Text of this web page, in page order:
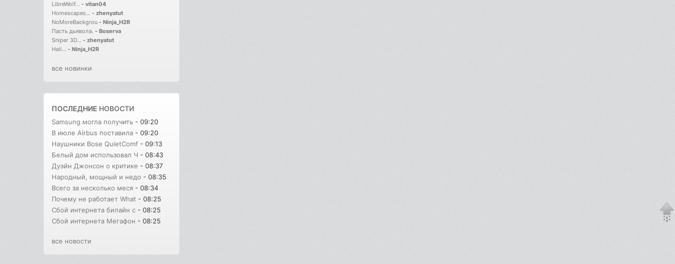
LibreWolf... - vitan04
Homescapes... - zhenyatut
NoMoreBackgrou - Ninja_H2R
Пасть дьявола. - Boserva
Sniper 3D... - zhenyatut
Hail... - Ninja_H2R
все новинки
ПОСЛЕДНИЕ НОВОСТИ
Samsung могла получить - 09:20
В июле Airbus поставила - 09:20
Наушники Bose QuietComf - 09:13
Белый дом использовал Ч - 08:43
Дуэйн Джонсон о критике - 08:37
Народный, мощный и недо - 08:35
Всего за несколько меся - 08:34
Почему не работает What - 08:25
Сбой интернета билайн с - 08:25
Сбой интернета Мегафон - 08:25
все новости